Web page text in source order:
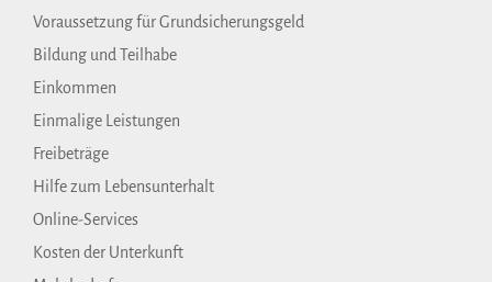
Voraussetzung für Grundsicherungsgeld
Bildung und Teilhabe
Einkommen
Einmalige Leistungen
Freibeträge
Hilfe zum Lebensunterhalt
Online-Services
Kosten der Unterkunft